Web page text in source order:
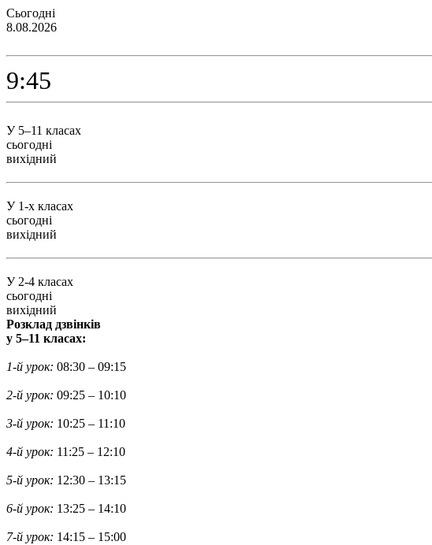
Сьогодні
8.08.2026
9:45
У 5–11 класах
сьогодні
вихідний
У 1-х класах
сьогодні
вихідний
У 2-4 класах
сьогодні
вихідний
Розклад дзвінків
у 5–11 класах:
1-й урок: 08:30 – 09:15
2-й урок: 09:25 – 10:10
3-й урок: 10:25 – 11:10
4-й урок: 11:25 – 12:10
5-й урок: 12:30 – 13:15
6-й урок: 13:25 – 14:10
7-й урок: 14:15 – 15:00